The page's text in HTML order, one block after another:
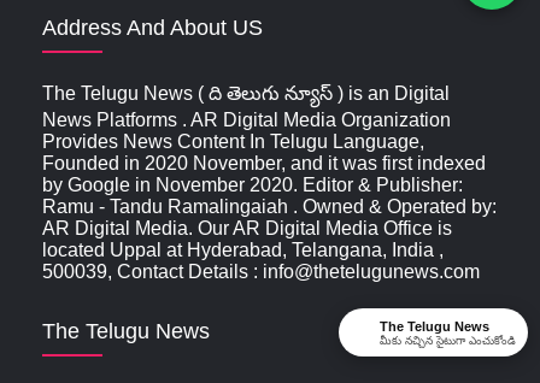
Address And About US
The Telugu News ( ది తెలుగు న్యూస్‌ ) is an Digital
News Platforms . AR Digital Media Organization
Provides News Content In Telugu Language,
Founded in 2020 November, and it was first indexed
by Google in November 2020. Editor & Publisher:
Ramu - Tandu Ramalingaiah . Owned & Operated by:
AR Digital Media. Our AR Digital Media Office is
located Uppal at Hyderabad, Telangana, India ,
500039, Contact Details : info@thetelugunews.com
The Telugu News The Telugu News
మీకు నచ్చిన సైటుగా ఎంచుకోండి